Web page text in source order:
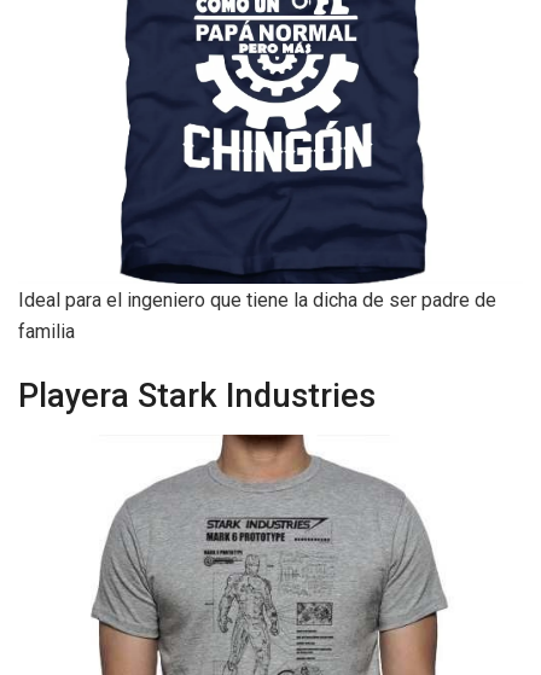
Ideal para el ingeniero que tiene la dicha de ser padre de
familia
Playera Stark Industries